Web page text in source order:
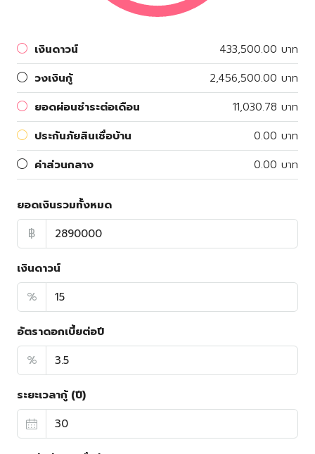
เงินดาวน์
433,500.00 บาท
วงเงินกู้
2,456,500.00 บาท
ยอดผ่อนชำระต่อเดือน
11,030.78 บาท
ประกันภัยสินเชื่อบ้าน
0.00 บาท
ค่าส่วนกลาง
0.00 บาท
ยอดเงินรวมทั้งหมด
฿
เงินดาวน์
%
อัตราดอกเบี้ยต่อปี
%
ระยะเวลากู้ (ปี)